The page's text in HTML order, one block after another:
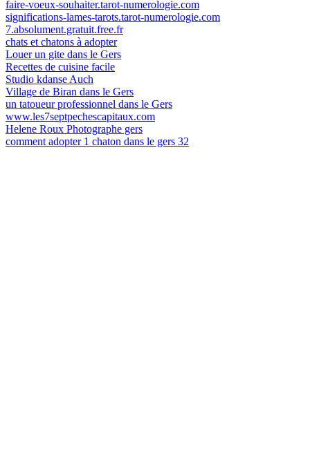
faire-voeux-souhaiter.tarot-numerologie.com
significations-lames-tarots.tarot-numerologie.com
7.absolument.gratuit.free.fr
chats et chatons à adopter
Louer un gite dans le Gers
Recettes de cuisine facile
Studio kdanse Auch
Village de Biran dans le Gers
un tatoueur professionnel dans le Gers
www.les7septpechescapitaux.com
Helene Roux Photographe gers
comment adopter 1 chaton dans le gers 32